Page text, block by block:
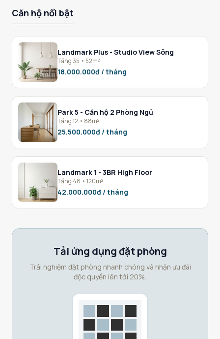
Căn hộ nổi bật
Landmark Plus - Studio View Sông
Tầng 35 • 52m²
18.000.000đ / tháng
Park 5 - Căn hộ 2 Phòng Ngủ
Tầng 12 • 88m²
25.500.000đ / tháng
Landmark 1 - 3BR High Floor
Tầng 48 • 120m²
42.000.000đ / tháng
Tải ứng dụng đặt phòng
Trải nghiệm đặt phòng nhanh chóng và nhận ưu đãi
độc quyền lên tới 20%.